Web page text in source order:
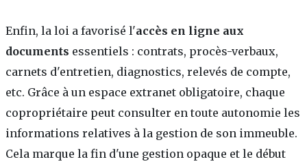
Enfin, la loi a favorisé l'accès en ligne aux
documents essentiels : contrats, procès-verbaux,
carnets d'entretien, diagnostics, relevés de compte,
etc. Grâce à un espace extranet obligatoire, chaque
copropriétaire peut consulter en toute autonomie les
informations relatives à la gestion de son immeuble.
Cela marque la fin d'une gestion opaque et le début